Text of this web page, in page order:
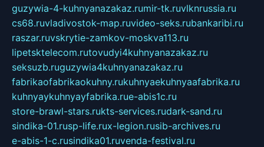
guzywia-4-kuhnyanazakaz.rumir-tk.ruvlknrussia.ru
cs68.ruvladivostok-map.ruvideo-seks.rubankaribi.ru
raszar.ruvskrytie-zamkov-moskva113.ru
lipetsktelecom.rutovudyi4kuhnyanazakaz.ru
seksuzb.ruguzywia4kuhnyanazakaz.ru
fabrikaofabrikaokuhny.rukuhnyaekuhnyaafabrika.ru
kuhnyaykuhnyayfabrika.rue-abis1c.ru
store-brawl-stars.rukts-services.rudark-sand.ru
sindika-01.rusp-life.rux-legion.rusib-archives.ru
e-abis-1-c.rusindika01.ruvenda-festival.ru